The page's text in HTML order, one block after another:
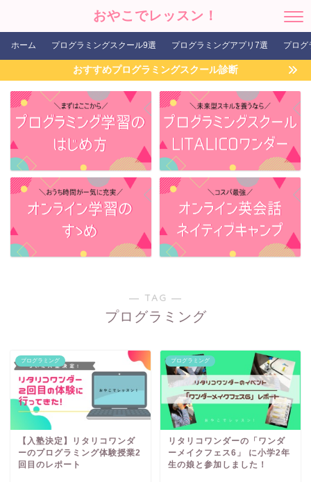
おやこでレッスン！
ホーム プログラミングスクール9選 プログラミングアプリ7選 プログ
おすすめプログラミングスクール診断
― TAG ―
プログラミング
プログラミング
【入塾決定】リタリコワンダ
ーのプログラミング体験授業2
回目のレポート
プログラミング
リタリコワンダーの「ワンダ
ーメイクフェス6」 に小学2年
生の娘と参加しました！